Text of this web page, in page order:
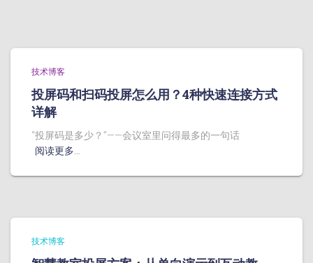
技术博客
投屏码和扫码投屏怎么用？4种快速连接方式
详解
“投屏码是多少？”——会议室里问得最多的一句话
阅读更多…
技术博客